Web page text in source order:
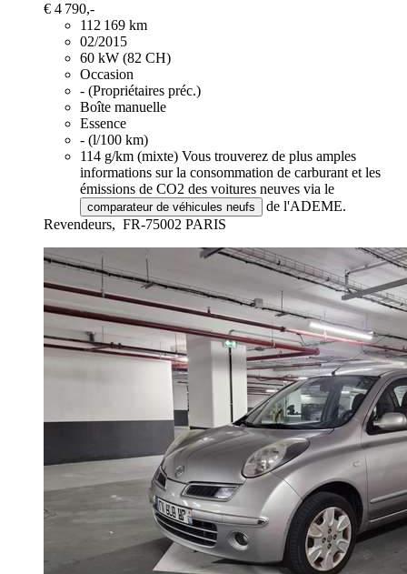
€ 4 790,-
112 169 km
02/2015
60 kW (82 CH)
Occasion
- (Propriétaires préc.)
Boîte manuelle
Essence
- (l/100 km)
114 g/km (mixte) Vous trouverez de plus amples
informations sur la consommation de carburant et les
émissions de CO2 des voitures neuves via le
comparateur de véhicules neufs
de l'ADEME.
Revendeurs, FR-75002 PARIS